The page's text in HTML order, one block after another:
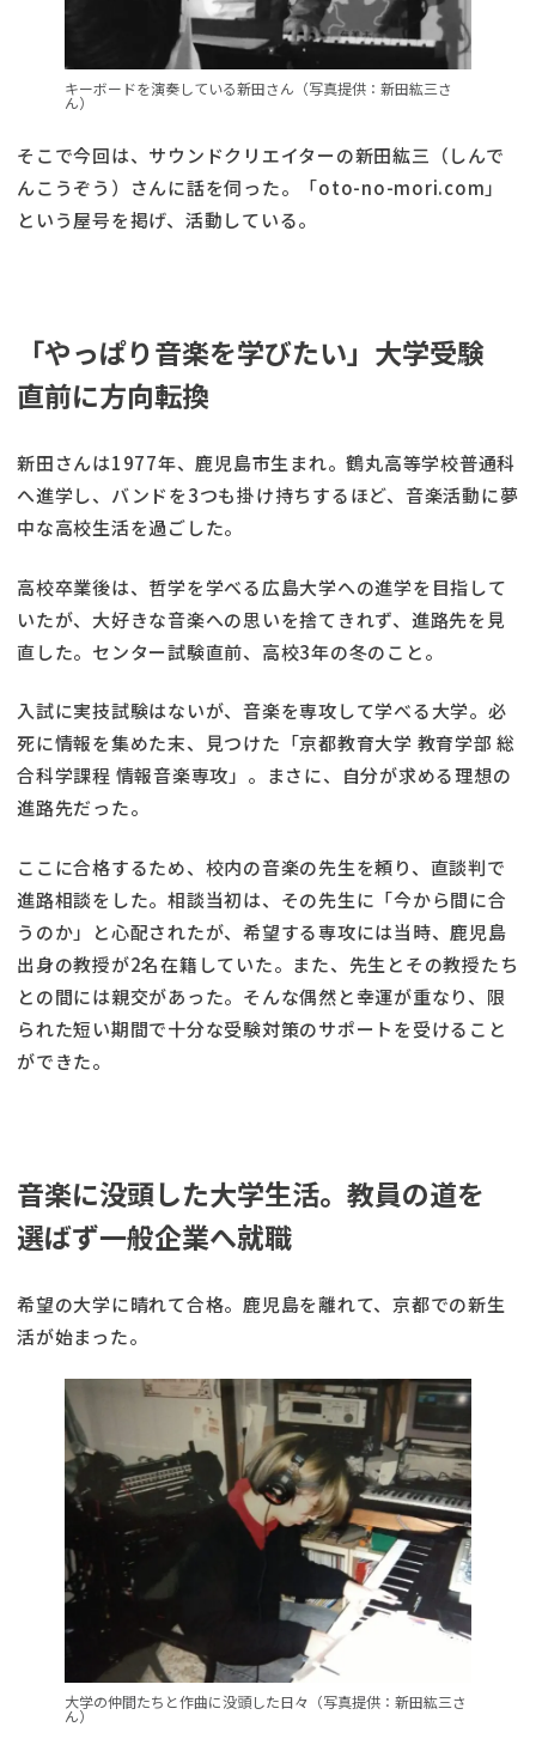
キーボードを演奏している新田さん（写真提供：新田紘三さ
ん）
そこで今回は、サウンドクリエイターの新田紘三（しんで
んこうぞう）さんに話を伺った。「oto-no-mori.com」
という屋号を掲げ、活動している。
「やっぱり音楽を学びたい」大学受験
直前に方向転換
新田さんは1977年、鹿児島市生まれ。鶴丸高等学校普通科
へ進学し、バンドを3つも掛け持ちするほど、音楽活動に夢
中な高校生活を過ごした。
高校卒業後は、哲学を学べる広島大学への進学を目指して
いたが、大好きな音楽への思いを捨てきれず、進路先を見
直した。センター試験直前、高校3年の冬のこと。
入試に実技試験はないが、音楽を専攻して学べる大学。必
死に情報を集めた末、見つけた「京都教育大学 教育学部 総
合科学課程 情報音楽専攻」。まさに、自分が求める理想の
進路先だった。
ここに合格するため、校内の音楽の先生を頼り、直談判で
進路相談をした。相談当初は、その先生に「今から間に合
うのか」と心配されたが、希望する専攻には当時、鹿児島
出身の教授が2名在籍していた。また、先生とその教授たち
との間には親交があった。そんな偶然と幸運が重なり、限
られた短い期間で十分な受験対策のサポートを受けること
ができた。
音楽に没頭した大学生活。教員の道を
選ばず一般企業へ就職
希望の大学に晴れて合格。鹿児島を離れて、京都での新生
活が始まった。
大学の仲間たちと作曲に没頭した日々（写真提供：新田紘三さ
ん）